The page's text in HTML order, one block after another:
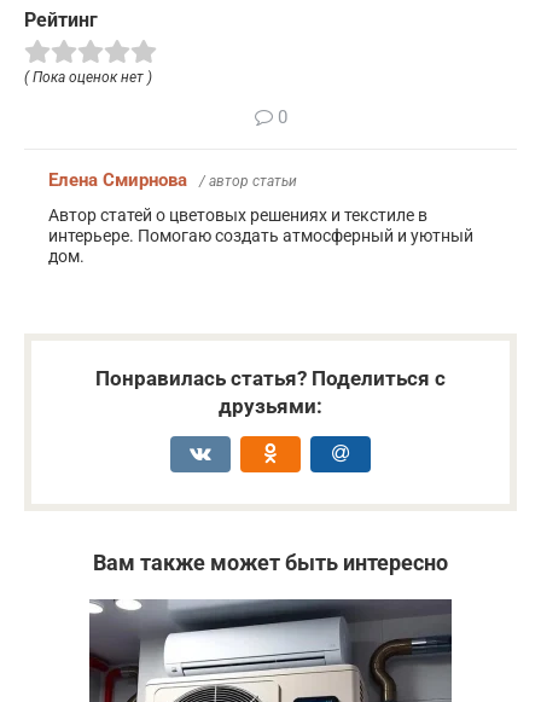
Рейтинг
( Пока оценок нет )
0
Елена Смирнова / автор статьи
Автор статей о цветовых решениях и текстиле в
интерьере. Помогаю создать атмосферный и уютный
дом.
Понравилась статья? Поделиться с
друзьями:
Вам также может быть интересно